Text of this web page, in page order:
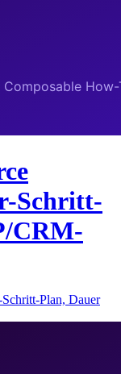
Schritt-
CRM-
Plan, Dauer